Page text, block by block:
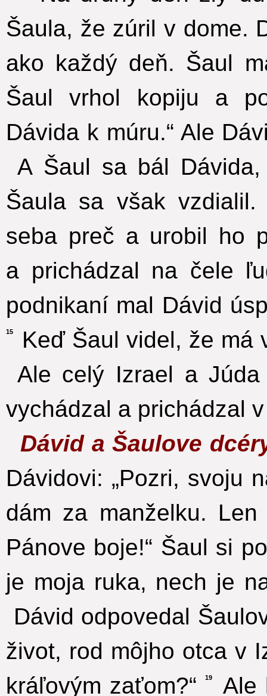
Šaula, že zúril v dome.
ako každý deň. Šaul
Šaul vrhol kopiju a
Dávida k múru.“ Ale
A Šaul sa bál
Šaula sa však vzdialil.
seba preč a urobil ho
a prichádzal na čele
podnikaní mal Dávid
15
Keď Šaul videl, že má
Ale celý Izrael a
vychádzal a prichádzal
Dávid a Šaulove
Dávidovi: „Pozri, svoju
dám za manželku.
Pánove boje!“ Šaul si
je moja ruka, nech je
Dávid odpovedal
život, rod môjho otca v
kráľovým zaťom?“
19
Ale